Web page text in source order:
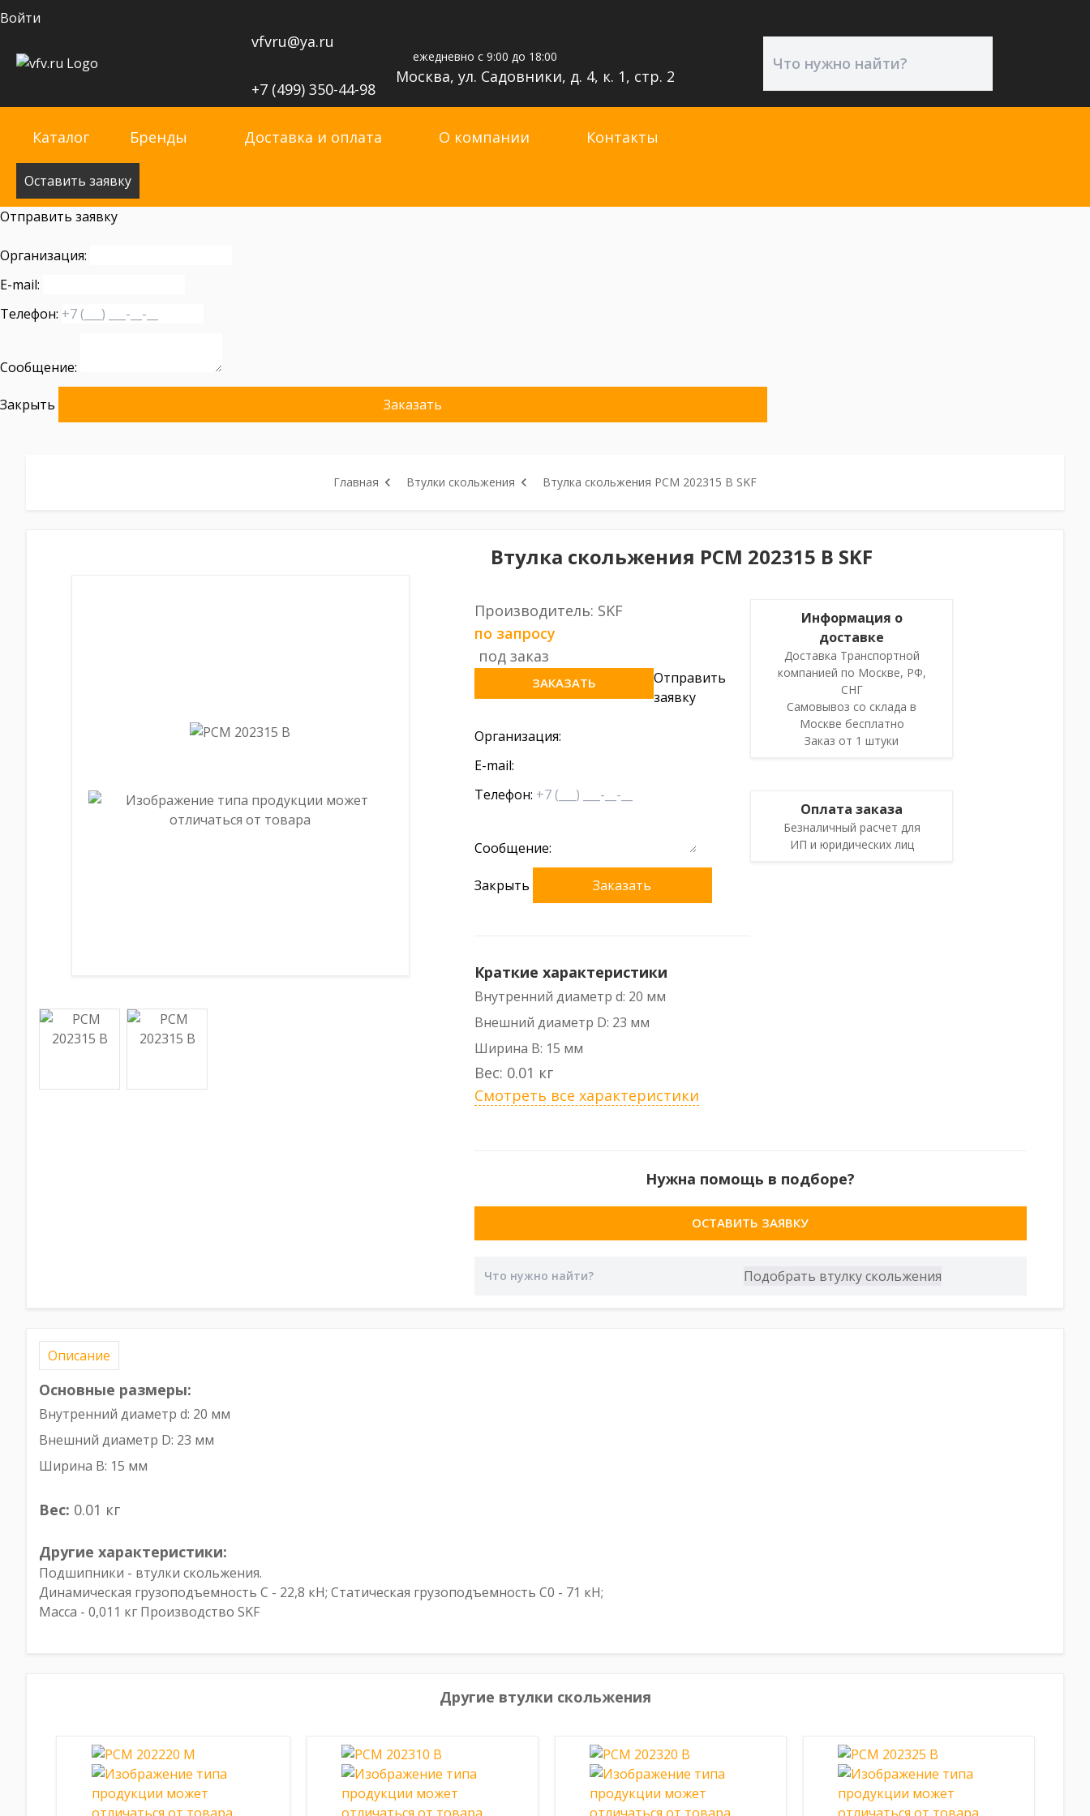
Войти
vfvru@ya.ru
+7 (499) 350-44-98
ежедневно с 9:00 до 18:00
Москва, ул. Садовники, д. 4, к. 1, стр. 2
Каталог Бренды Доставка и оплата О компании Контакты
Оставить заявку
Отправить заявку
Организация:
E-mail:
Телефон:
Сообщение:
Закрыть Заказать
Главная Втулки скольжения Втулка скольжения PCM 202315 B SKF
Втулка скольжения PCM 202315 B SKF
Производитель: SKF
по запросу
под заказ
ЗАКАЗАТЬ
Отправить
заявку
Организация:
E-mail:
Телефон:
Сообщение:
Закрыть Заказать
Краткие характеристики
Внутренний диаметр d: 20 мм
Внешний диаметр D: 23 мм
Ширина B: 15 мм
Вес: 0.01 кг
Смотреть все характеристики
Информация о
доставке
Доставка Транспортной
компанией по Москве, РФ,
СНГ
Самовывоз со склада в
Москве бесплатно
Заказ от 1 штуки
Оплата заказа
Безналичный расчет для
ИП и юридических лиц
Нужна помощь в подборе?
ОСТАВИТЬ ЗАЯВКУ
Описание
Основные размеры:
Внутренний диаметр d: 20 мм
Внешний диаметр D: 23 мм
Ширина B: 15 мм
Вес: 0.01 кг
Другие характеристики:
Подшипники - втулки скольжения.
Динамическая грузоподъемность C - 22,8 кН; Статическая грузоподъемность C0 - 71 кН;
Масса - 0,011 кг Производство SKF
Другие втулки скольжения